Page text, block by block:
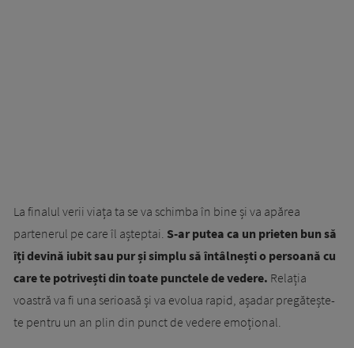
La finalul verii viața ta se va schimba în bine și va apărea
partenerul pe care îl așteptai. S-ar putea ca un prieten bun să
îți devină iubit sau pur și simplu să întâlnești o persoană cu
care te potrivești din toate punctele de vedere. Relația
voastră va fi una serioasă și va evolua rapid, așadar pregătește-
te pentru un an plin din punct de vedere emoțional.